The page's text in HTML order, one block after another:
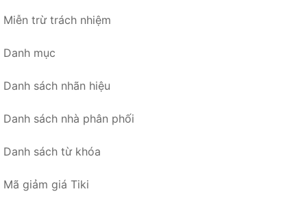
Miễn trừ trách nhiệm
Danh mục
Danh sách nhãn hiệu
Danh sách nhà phân phối
Danh sách từ khóa
Mã giảm giá Tiki